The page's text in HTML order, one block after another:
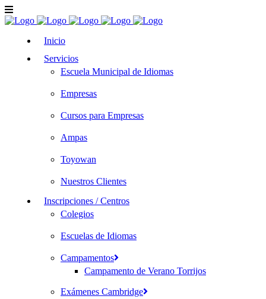
Inicio
Servicios
Escuela Municipal de Idiomas
Empresas
Cursos para Empresas
Ampas
Toyowan
Nuestros Clientes
Inscripciones / Centros
Colegios
Escuelas de Idiomas
Campamentos
Campamento de Verano Torrijos
Exámenes Cambridge